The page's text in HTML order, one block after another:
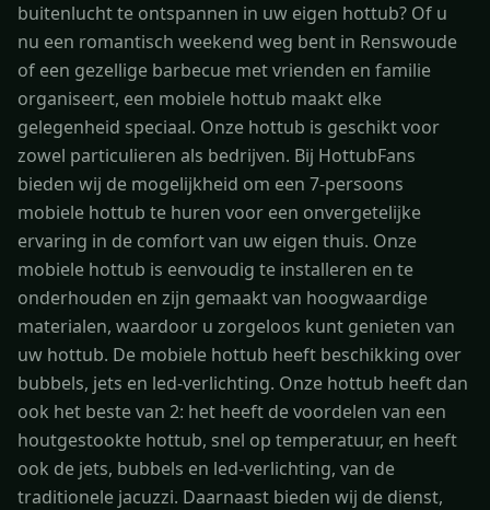
buitenlucht te ontspannen in uw eigen hottub? Of u
nu een romantisch weekend weg bent in Renswoude
of een gezellige barbecue met vrienden en familie
organiseert, een mobiele hottub maakt elke
gelegenheid speciaal. Onze hottub is geschikt voor
zowel particulieren als bedrijven. Bij HottubFans
bieden wij de mogelijkheid om een 7-persoons
mobiele hottub te huren voor een onvergetelijke
ervaring in de comfort van uw eigen thuis. Onze
mobiele hottub is eenvoudig te installeren en te
onderhouden en zijn gemaakt van hoogwaardige
materialen, waardoor u zorgeloos kunt genieten van
uw hottub. De mobiele hottub heeft beschikking over
bubbels, jets en led-verlichting. Onze hottub heeft dan
ook het beste van 2: het heeft de voordelen van een
houtgestookte hottub, snel op temperatuur, en heeft
ook de jets, bubbels en led-verlichting, van de
traditionele jacuzzi. Daarnaast bieden wij de dienst,